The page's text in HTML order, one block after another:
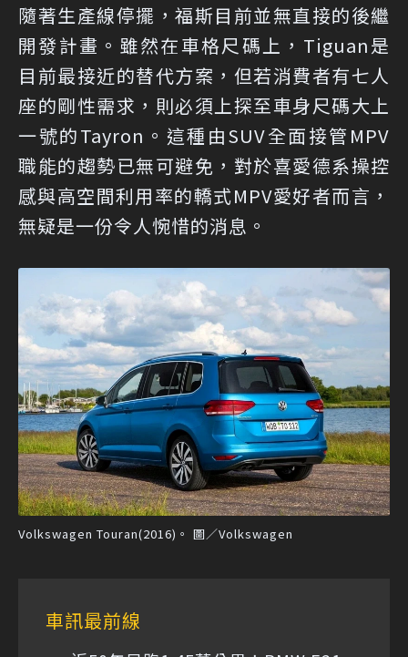
隨著生產線停擺，福斯目前並無直接的後繼
開發計畫。雖然在車格尺碼上，Tiguan是
目前最接近的替代方案，但若消費者有七人
座的剛性需求，則必須上探至車身尺碼大上
一號的Tayron。這種由SUV全面接管MPV
職能的趨勢已無可避免，對於喜愛德系操控
感與高空間利用率的轎式MPV愛好者而言，
無疑是一份令人惋惜的消息。
Volkswagen Touran(2016)。 圖／Volkswagen
車訊最前線